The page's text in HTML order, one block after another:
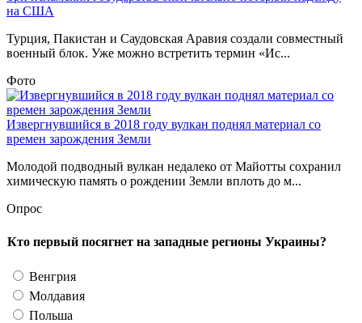
на США
Турция, Пакистан и Саудовская Аравия создали совместный
военный блок. Уже можно встретить термин «Ис...
Фото
Извергнувшийся в 2018 году вулкан поднял материал со
времен зарождения Земли
Молодой подводный вулкан недалеко от Майотты сохранил
химическую память о рождении Земли вплоть до м...
Опрос
Кто первый посягнет на западные регионы Украины?
Венгрия
Молдавия
Польша